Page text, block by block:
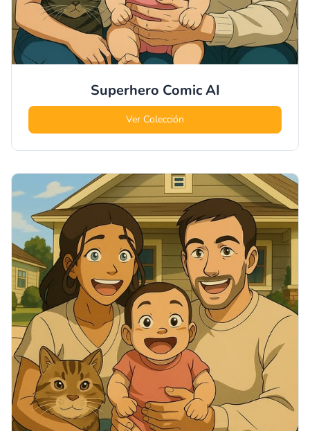
Superhero ComicAI
Ver Colección